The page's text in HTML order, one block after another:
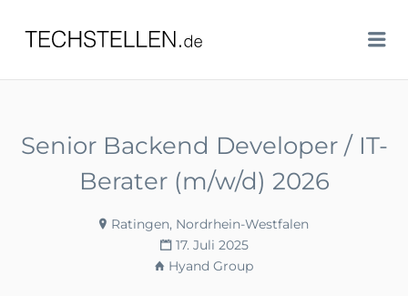
TECHSTELLEN.DE
Senior Backend Developer / IT-
Berater (m/w/d) 2026
Ratingen, Nordrhein-Westfalen
17. Juli 2025
Hyand Group